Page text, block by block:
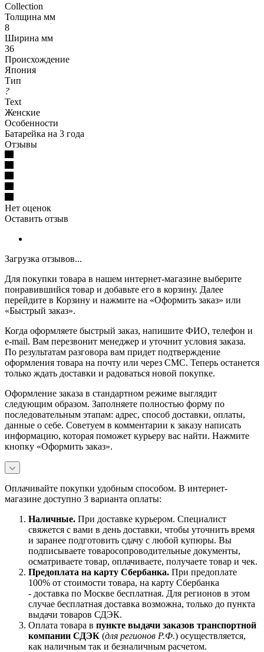
Collection
Толщина мм
8
Ширина мм
36
Происхождение
Япония
Тип
?
Text
Женские
Особенности
Батарейка на 3 года
Отзывы
Нет оценок
Оставить отзыв
Загрузка отзывов...
Для покупки товара в нашем интернет-магазине выберите
понравившийся товар и добавьте его в корзину. Далее
перейдите в Корзину и нажмите на «Оформить заказ» или
«Быстрый заказ».
Когда оформляете быстрый заказ, напишите ФИО, телефон и
e-mail. Вам перезвонит менеджер и уточнит условия заказа.
По результатам разговора вам придет подтверждение
оформления товара на почту или через СМС. Теперь останется
только ждать доставки и радоваться новой покупке.
Оформление заказа в стандартном режиме выглядит
следующим образом. Заполняете полностью форму по
последовательным этапам: адрес, способ доставки, оплаты,
данные о себе. Советуем в комментарии к заказу написать
информацию, которая поможет курьеру вас найти. Нажмите
кнопку «Оформить заказ».
Оплачивайте покупки удобным способом. В интернет-
магазине доступно 3 варианта оплаты:
Наличные. При доставке курьером. Специалист
свяжется с вами в день доставки, чтобы уточнить время
и заранее подготовить сдачу с любой купюры. Вы
подписываете товаросопроводительные документы,
осматриваете товар, оплачиваете, получаете товар и чек.
Предоплата на карту Сбербанка. При предоплате
100% от стоимости товара, на карту Сбербанка
- доставка по Москве бесплатная. Для регионов в этом
случае бесплатная доставка возможна, только до пункта
выдачи товаров СДЭК.
Оплата товара в пункте выдачи заказов транспортной
компании СДЭК (для регионов Р.Ф.) осуществляется,
как наличным так и безналичным расчетом.